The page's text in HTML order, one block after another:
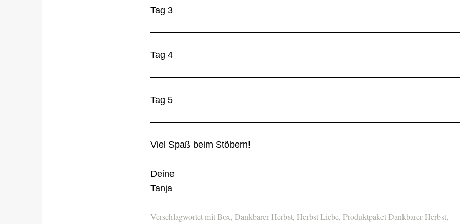
Tag 3
Tag 4
Tag 5
Viel Spaß beim Stöbern!
Deine
Tanja
Verschlagwortet mitBox, Dankbarer Herbst, Herbst Liebe, Produktpaket Dankbarer Herbst,